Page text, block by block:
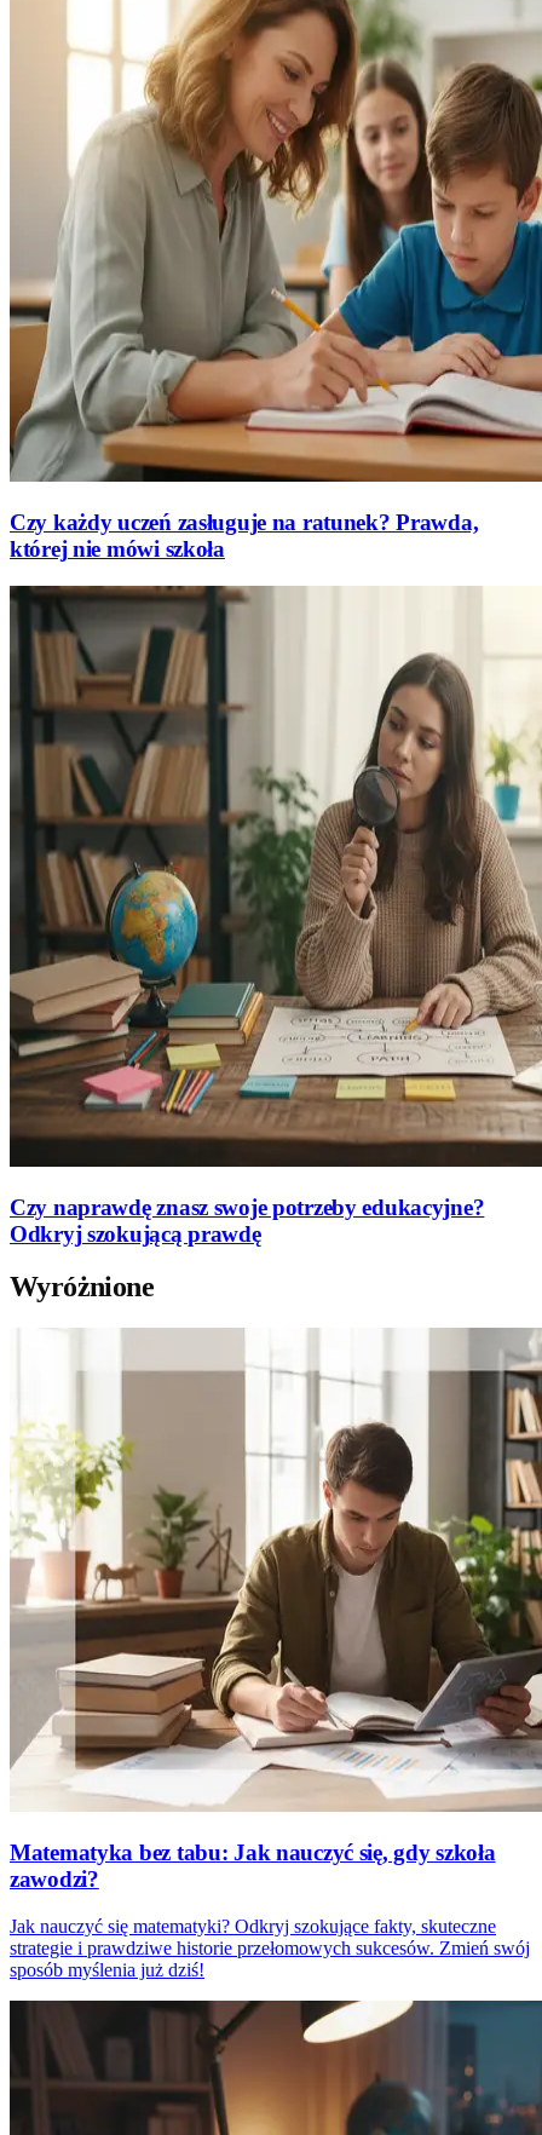
Czy każdy uczeń zasługuje na ratunek? Prawda,
której nie mówi szkoła
Czy naprawdę znasz swoje potrzeby edukacyjne?
Odkryj szokującą prawdę
Wyróżnione
Matematyka bez tabu: Jak nauczyć się, gdy szkoła
zawodzi?
Jak nauczyć się matematyki? Odkryj szokujące fakty, skuteczne
strategie i prawdziwe historie przełomowych sukcesów. Zmień swój
sposób myślenia już dziś!